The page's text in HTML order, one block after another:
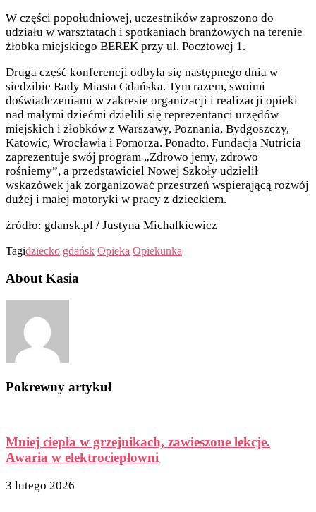
W części popołudniowej, uczestników zaproszono do
udziału w warsztatach i spotkaniach branżowych na terenie
żłobka miejskiego BEREK przy ul. Pocztowej 1.
Druga część konferencji odbyła się następnego dnia w
siedzibie Rady Miasta Gdańska. Tym razem, swoimi
doświadczeniami w zakresie organizacji i realizacji opieki
nad małymi dziećmi dzielili się reprezentanci urzędów
miejskich i żłobków z Warszawy, Poznania, Bydgoszczy,
Katowic, Wrocławia i Pomorza. Ponadto, Fundacja Nutricia
zaprezentuje swój program „Zdrowo jemy, zdrowo
rośniemy”, a przedstawiciel Nowej Szkoły udzielił
wskazówek jak zorganizować przestrzeń wspierającą rozwój
dużej i małej motoryki w pracy z dzieckiem.
źródło: gdansk.pl / Justyna Michalkiewicz
Tagidziecko gdańsk Opieka Opiekunka
About Kasia
Pokrewny artykuł
Mniej ciepła w grzejnikach, zawieszone lekcje.
Awaria w elektrociepłowni
3 lutego 2026